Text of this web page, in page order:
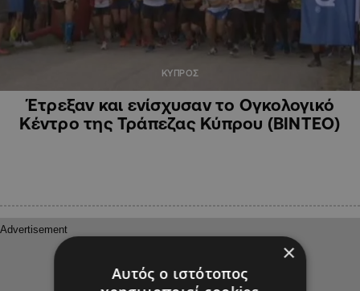
ΚΥΠΡΟΣ
Έτρεξαν και ενίσχυσαν το Ογκολογικό
Κέντρο της Τράπεζας Κύπρου (ΒΙΝΤΕΟ)
×
Αυτός ο ιστότοπος